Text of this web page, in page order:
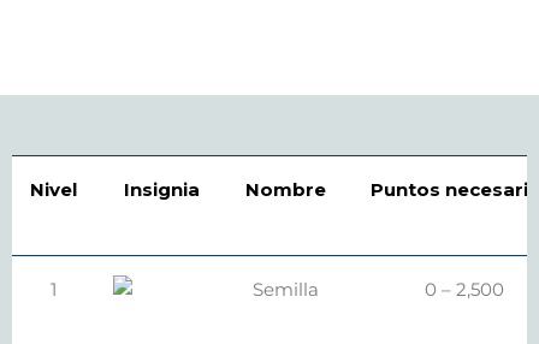
Nivel Insignia Nombre Puntos
1 Semilla 0 – 2,500